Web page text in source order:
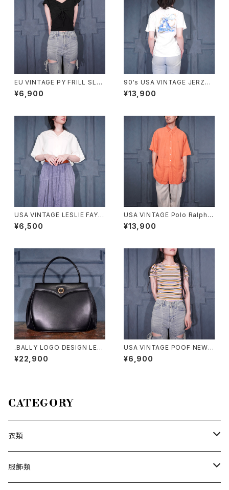
EU VINTAGE PY FRILL SLEE
VE SHARING DESIGN HALF
SLEEVE TOPS MADE IN ITA
¥6,900
90's USA VINTAGE JERZEE
S CAPCOM MEGA MAN PRI
NT DESIGN T SHIRT/90年
¥13,900
USA VINTAGE LESLIE FAY C
OLLAR DESIGN HALF SLEE
VE SHIRT/アメリカ古着襟デザ
¥6,500
USA VINTAGE Polo Ralph L
auren HORSE EMBROIDERY
DESIGN HALF SLEEVE BD S
ス刺繍デザイン半袖ボタンダウ
ンシルクリネンシャツ
¥13,900
.BALLY LOGO DESIGN LEA
THER HAND BAG/バリーロゴ
デザインレザーハンドバッグ 20
¥22,900
USA VINTAGE POOF NEW Y
ORK COLORFUL BORDER P
ATTERNED HALF SLEEVE T
¥6,900
CATEGORY
衣類
トップス
服飾類